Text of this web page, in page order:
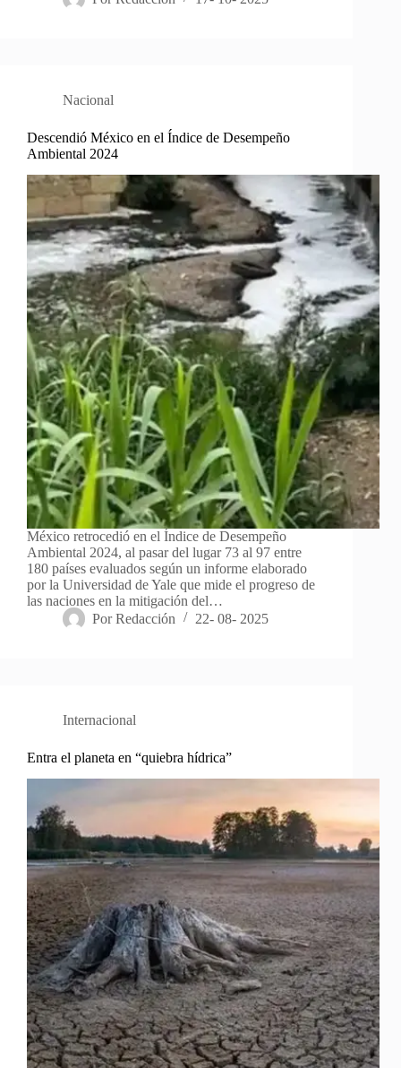
Nacional
Descendió México en el Índice de Desempeño
Ambiental 2024
México retrocedió en el Índice de Desempeño
Ambiental 2024, al pasar del lugar 73 al 97 entre
180 países evaluados según un informe elaborado
por la Universidad de Yale que mide el progreso de
las naciones en la mitigación del…
Por Redacción 22- 08- 2025
Internacional
Entra el planeta en “quiebra hídrica”